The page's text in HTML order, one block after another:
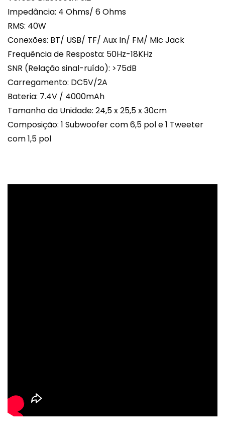
Impedância: 4 Ohms/ 6 Ohms
RMS: 40W
Conexões: BT/ USB/ TF/ Aux In/ FM/ Mic Jack
Frequência de Resposta: 50Hz-18KHz
SNR (Relação sinal-ruído): >75dB
Carregamento: DC5V/2A
Bateria: 7.4V / 4000mAh
Tamanho da Unidade: 24,5 x 25,5 x 30cm
Composição: 1 Subwoofer com 6,5 pol e 1 Tweeter
com 1,5 pol